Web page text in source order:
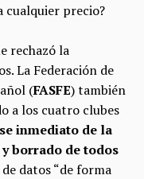
cualquier precio?
rechazó la
La Federación de
(FASFE) también
a los cuatro clubes
inmediato de la
borrado de todos
datos “de forma